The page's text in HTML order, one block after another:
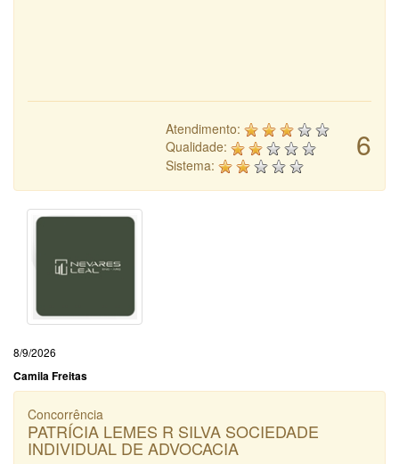
6
Atendimento:
Qualidade:
Sistema:
8/9/2026
Camila Freitas
Concorrência
PATRÍCIA LEMES R SILVA SOCIEDADE
INDIVIDUAL DE ADVOCACIA